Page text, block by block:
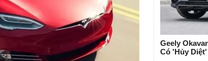
Geely
Có 'Hủy